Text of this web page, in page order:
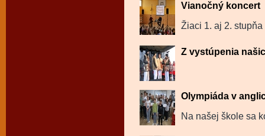
Vianočný koncert
Žiaci 1. aj 2.
Z vystúpenia
Olympiáda v
Na našej škole sa